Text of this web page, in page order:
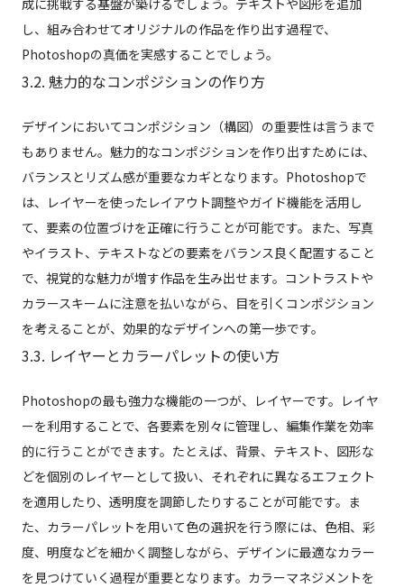
成に挑戦する基盤が築けるでしょう。テキストや図形を追加
し、組み合わせてオリジナルの作品を作り出す過程で、
Photoshopの真価を実感することでしょう。
3.2. 魅力的なコンポジションの作り方
デザインにおいてコンポジション（構図）の重要性は言うまで
もありません。魅力的なコンポジションを作り出すためには、
バランスとリズム感が重要なカギとなります。Photoshopで
は、レイヤーを使ったレイアウト調整やガイド機能を活用し
て、要素の位置づけを正確に行うことが可能です。また、写真
やイラスト、テキストなどの要素をバランス良く配置すること
で、視覚的な魅力が増す作品を生み出せます。コントラストや
カラースキームに注意を払いながら、目を引くコンポジション
を考えることが、効果的なデザインへの第一歩です。
3.3. レイヤーとカラーパレットの使い方
Photoshopの最も強力な機能の一つが、レイヤーです。レイヤ
ーを利用することで、各要素を別々に管理し、編集作業を効率
的に行うことができます。たとえば、背景、テキスト、図形な
どを個別のレイヤーとして扱い、それぞれに異なるエフェクト
を適用したり、透明度を調節したりすることが可能です。ま
た、カラーパレットを用いて色の選択を行う際には、色相、彩
度、明度などを細かく調整しながら、デザインに最適なカラー
を見つけていく過程が重要となります。カラーマネジメントを